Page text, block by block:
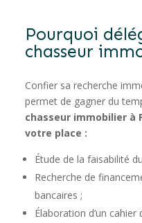
Pourquoi
chasseur
Confier sa recherche
permet de gagner du
chasseur immobilier à
votre place :
Étude de la faisabilité
Recherche de
bancaires ;
Élaboration d’un